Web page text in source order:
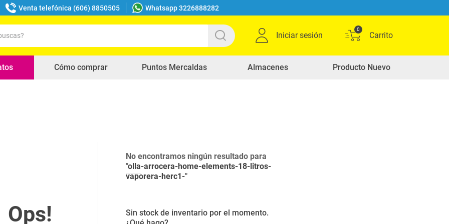
Venta telefónica (606) 8850505 Whatsapp 3226888282
Iniciar sesión
0
Cómo comprar Puntos Mercaldas Almacenes Producto Nuevo
No encontramos ningún resultado para
"olla-arrocera-home-elements-18-litros-
vaporera-herc1-"
Sin stock de inventario por el momento.
buscados